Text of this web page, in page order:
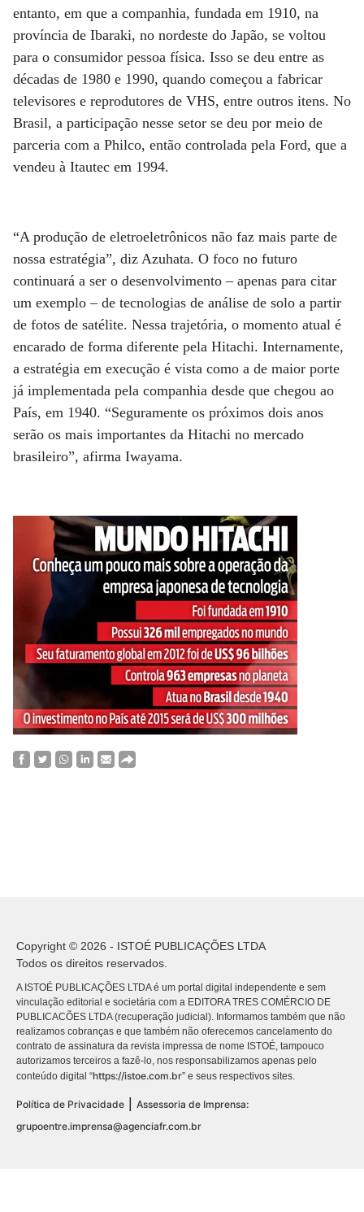
entanto, em que a companhia, fundada em 1910, na
província de Ibaraki, no nordeste do Japão, se voltou
para o consumidor pessoa física. Isso se deu entre as
décadas de 1980 e 1990, quando começou a fabricar
televisores e reprodutores de VHS, entre outros itens. No
Brasil, a participação nesse setor se deu por meio de
parceria com a Philco, então controlada pela Ford, que a
vendeu à Itautec em 1994.
“A produção de eletroeletrônicos não faz mais parte de
nossa estratégia”, diz Azuhata. O foco no futuro
continuará a ser o desenvolvimento – apenas para citar
um exemplo – de tecnologias de análise de solo a partir
de fotos de satélite. Nessa trajetória, o momento atual é
encarado de forma diferente pela Hitachi. Internamente,
a estratégia em execução é vista como a de maior porte
já implementada pela companhia desde que chegou ao
País, em 1940. “Seguramente os próximos dois anos
serão os mais importantes da Hitachi no mercado
brasileiro”, afirma Iwayama.
Copyright © 2026 - ISTOÉ PUBLICAÇÕES LTDA
Todos os direitos reservados.
A ISTOÉ PUBLICAÇÕES LTDA é um portal digital independente e sem
vinculação editorial e societária com a EDITORA TRES COMÉRCIO DE
PUBLICACÕES LTDA (recuperação judicial). Informamos também que não
realizamos cobranças e que também não oferecemos cancelamento do
contrato de assinatura da revista impressa de nome ISTOÉ, tampouco
autorizamos terceiros a fazê-lo, nos responsabilizamos apenas pelo
conteúdo digital “https://istoe.com.br” e seus respectivos sites.
Política de Privacidade
Assessoria de Imprensa:
grupoentre.imprensa@agenciafr.com.br